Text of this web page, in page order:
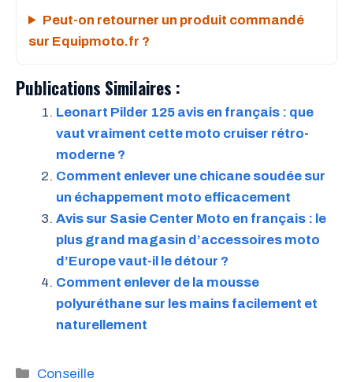
Peut-on retourner un produit commandé
sur Equipmoto.fr ?
Publications Similaires :
Leonart Pilder 125 avis en français : que
vaut vraiment cette moto cruiser rétro-
moderne ?
Comment enlever une chicane soudée sur
un échappement moto efficacement
Avis sur Sasie Center Moto en français : le
plus grand magasin d’accessoires moto
d’Europe vaut-il le détour ?
Comment enlever de la mousse
polyuréthane sur les mains facilement et
naturellement
Catégories
Conseille